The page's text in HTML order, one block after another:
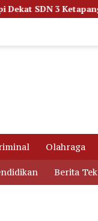
Kepanikan Siswa
Olahraga
Berita